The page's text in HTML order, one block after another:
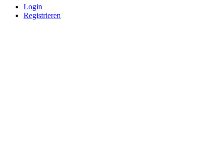
Login
Registrieren